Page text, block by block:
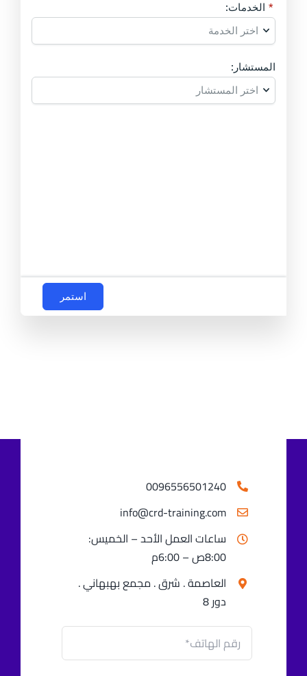
الخدمات:
المستشار:
استمر
0096556501240⁩
info@crd-training.com
ساعات العمل الأحد – الخميس:
8:00ص – 6:00م
العاصمة . شرق . مجمع بهبهاني .
دور 8